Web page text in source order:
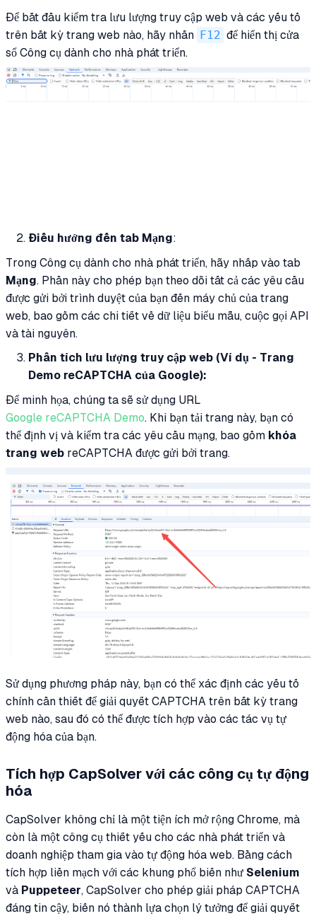
Để bắt đầu kiểm tra lưu lượng truy cập web và các yếu tố
trên bất kỳ trang web nào, hãy nhấn F12 để hiển thị cửa
sổ Công cụ dành cho nhà phát triển.
Điều hướng đến tab Mạng:
Trong Công cụ dành cho nhà phát triển, hãy nhấp vào tab
Mạng. Phần này cho phép bạn theo dõi tất cả các yêu cầu
được gửi bởi trình duyệt của bạn đến máy chủ của trang
web, bao gồm các chi tiết về dữ liệu biểu mẫu, cuộc gọi API
và tài nguyên.
Phân tích lưu lượng truy cập web (Ví dụ - Trang
Demo reCAPTCHA của Google):
Để minh họa, chúng ta sẽ sử dụng URL
Google reCAPTCHA Demo. Khi bạn tải trang này, bạn có
thể định vị và kiểm tra các yêu cầu mạng, bao gồm khóa
trang web reCAPTCHA được gửi bởi trang.
Sử dụng phương pháp này, bạn có thể xác định các yếu tố
chính cần thiết để giải quyết CAPTCHA trên bất kỳ trang
web nào, sau đó có thể được tích hợp vào các tác vụ tự
động hóa của bạn.
Tích hợp CapSolver với các công cụ tự động
hóa
CapSolver không chỉ là một tiện ích mở rộng Chrome, mà
còn là một công cụ thiết yếu cho các nhà phát triển và
doanh nghiệp tham gia vào tự động hóa web. Bằng cách
tích hợp liền mạch với các khung phổ biến như Selenium
và Puppeteer, CapSolver cho phép giải pháp CAPTCHA
đáng tin cậy, biến nó thành lựa chọn lý tưởng để giải quyết